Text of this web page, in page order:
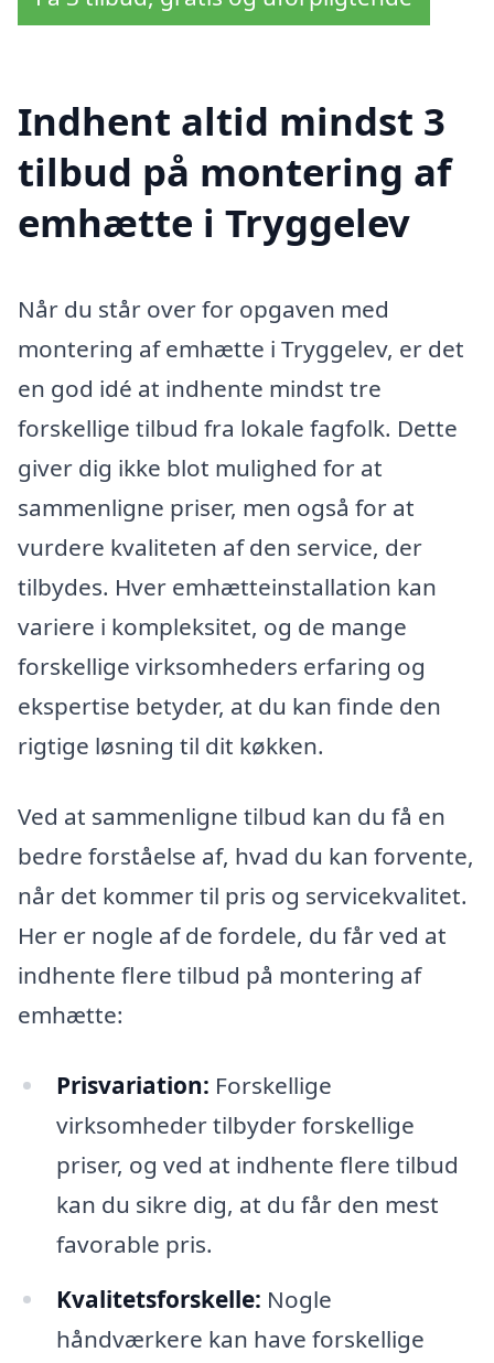
Indhent altid mindst 3
tilbud på montering af
emhætte i Tryggelev
Når du står over for opgaven med
montering af emhætte i Tryggelev, er det
en god idé at indhente mindst tre
forskellige tilbud fra lokale fagfolk. Dette
giver dig ikke blot mulighed for at
sammenligne priser, men også for at
vurdere kvaliteten af den service, der
tilbydes. Hver emhætteinstallation kan
variere i kompleksitet, og de mange
forskellige virksomheders erfaring og
ekspertise betyder, at du kan finde den
rigtige løsning til dit køkken.
Ved at sammenligne tilbud kan du få en
bedre forståelse af, hvad du kan forvente,
når det kommer til pris og servicekvalitet.
Her er nogle af de fordele, du får ved at
indhente flere tilbud på montering af
emhætte:
Prisvariation: Forskellige
virksomheder tilbyder forskellige
priser, og ved at indhente flere tilbud
kan du sikre dig, at du får den mest
favorable pris.
Kvalitetsforskelle: Nogle
håndværkere kan have forskellige